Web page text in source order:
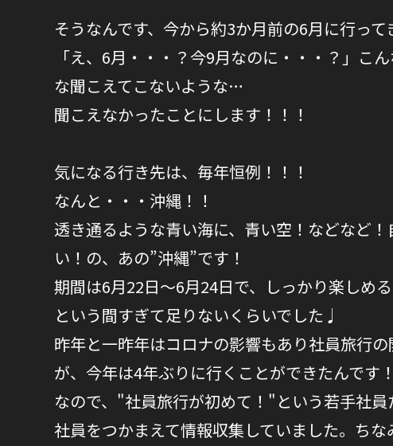
そうなんです、今から約3か月前の6月に行って
「え、6月・・・？今9月なのに・・・？」こ
な聞こえてこないような…
聞こえなかったことにします！！！
気になる行き先は、毎年恒例！！！
なんと・・・沖縄！！
透き通るような青い海に、青い空！などなど
い！の、あの”沖縄”です！
期間は6月22日～6月24日で、しっかり楽しめ
という間すぎて足りないくらいでした♩
昨年と一昨年はコロナの影響もあり社員旅行
が、今年は4年ぶりに行くことができたんです
なので、"社員旅行が初めて！"という若手社
社員をつかまえて情報収集していました。ち